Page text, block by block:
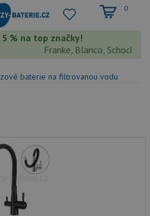
0
% na top značky!
Franke, Blanco, Schock,
baterie na filtrovanou vodu